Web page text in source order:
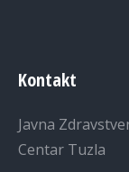
Kontakt
Javna
Centar Tuzla